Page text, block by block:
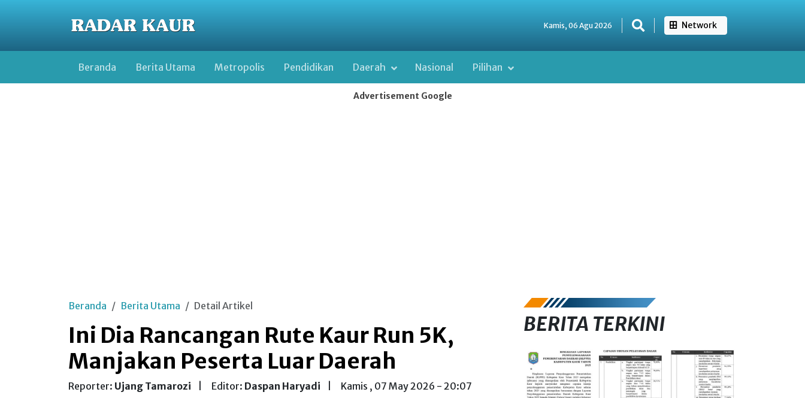
Kamis, 06 Agu 2026 Network
Beranda Berita Utama Metropolis Pendidikan Daerah Nasional Pilihan
Advertisement Google
Beranda Berita Utama Detail Artikel
Ini Dia Rancangan Rute Kaur Run 5K,
Manjakan Peserta Luar Daerah
Reporter: Ujang Tamarozi Editor: Daspan Haryadi Kamis , 07 May 2026 - 20:07
BERITA TERKINI